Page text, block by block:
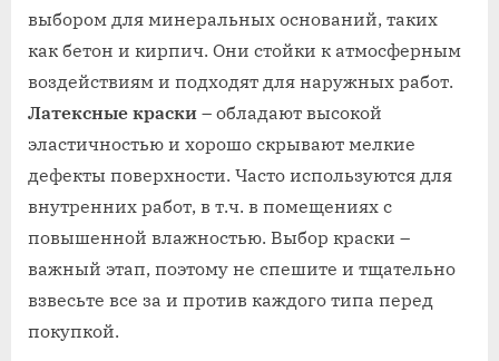
выбором для минеральных оснований, таких
как бетон и кирпич. Они стойки к атмосферным
воздействиям и подходят для наружных работ.
Латексные краски – обладают высокой
эластичностью и хорошо скрывают мелкие
дефекты поверхности. Часто используются для
внутренних работ, в т.ч. в помещениях с
повышенной влажностью. Выбор краски –
важный этап, поэтому не спешите и тщательно
взвесьте все за и против каждого типа перед
покупкой.